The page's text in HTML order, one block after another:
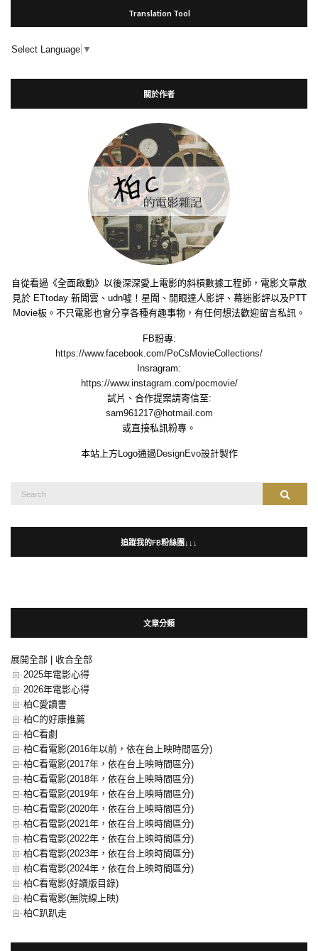
Translation Tool
Select Language ▼
關於作者
自從看過《全面啟動》以後深深愛上電影的斜槓數據工程師，電影文章散
見於 ETtoday 新聞雲、udn噓！星聞、開眼達人影評、幕迷影評以及PTT
Movie板。不只電影也會分享各種有趣事物，有任何想法歡迎留言私訊。
FB粉專:
https://www.facebook.com/PoCsMovieCollections/
Insragram:
https://www.instagram.com/pocmovie/
試片、合作提案請寄信至:
sam961217@hotmail.com
或直接私訊粉專。
本站上方Logo通過 DesignEvo設計製作
Search
Search
追蹤我的FB粉絲團↓↓↓
文章分類
展開全部
收合全部
2025年電影心得
2026年電影心得
柏C愛讀書
柏C的好康推薦
柏C看劇
柏C看電影(2016年以前，依在台上映時間區分)
柏C看電影(2017年，依在台上映時間區分)
柏C看電影(2018年，依在台上映時間區分)
柏C看電影(2019年，依在台上映時間區分)
柏C看電影(2020年，依在台上映時間區分)
柏C看電影(2021年，依在台上映時間區分)
柏C看電影(2022年，依在台上映時間區分)
柏C看電影(2023年，依在台上映時間區分)
柏C看電影(2024年，依在台上映時間區分)
柏C看電影(好讀版目錄)
柏C看電影(無院線上映)
柏C趴趴走